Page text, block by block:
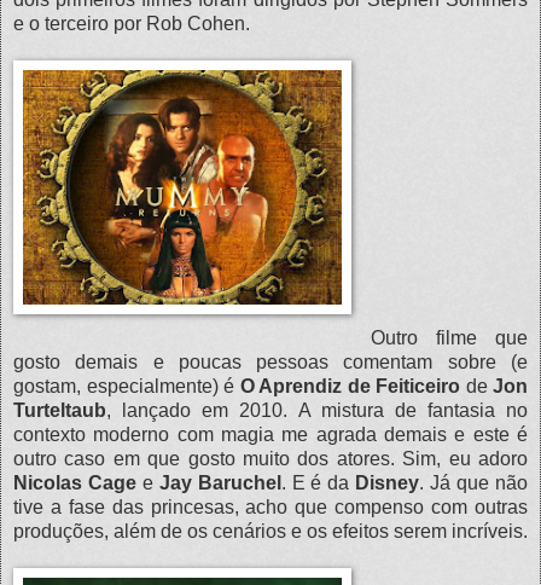
e o terceiro por Rob Cohen.
Outro filme que
gosto demais e poucas pessoas comentam sobre (e
gostam, especialmente) é O Aprendiz de Feiticeiro de Jon
Turteltaub, lançado em 2010. A mistura de fantasia no
contexto moderno com magia me agrada demais e este é
outro caso em que gosto muito dos atores. Sim, eu adoro
Nicolas Cagee Jay Baruchel . E é da Disney. Já que não
tive a fase das princesas, acho que compenso com outras
produções, além de os cenários e os efeitos serem incríveis.